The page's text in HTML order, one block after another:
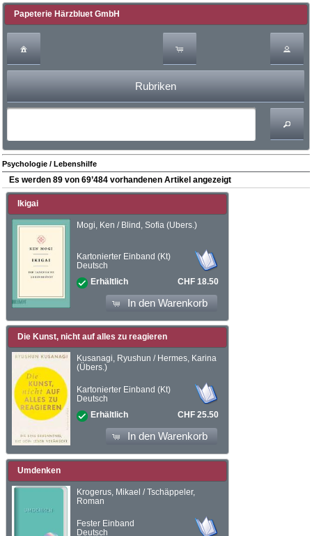
Papeterie Härzbluet GmbH
Rubriken
Psychologie / Lebenshilfe
Es werden 89 von 69’484 vorhandenen Artikel angezeigt
Ikigai
Mogi, Ken / Blind, Sofia (Übers.)
Kartonierter Einband (Kt)
Deutsch
Erhältlich
CHF 18.50
In den Warenkorb
Die Kunst, nicht auf alles zu reagieren
Kusanagi, Ryushun / Hermes, Karina
(Übers.)
Kartonierter Einband (Kt)
Deutsch
Erhältlich
CHF 25.50
In den Warenkorb
Umdenken
Krogerus, Mikael / Tschäppeler,
Roman
Fester Einband
Deutsch